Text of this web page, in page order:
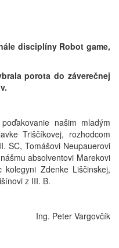
disciplíny Robot game,
porota do záverečnej
našim mladým
Triščíkovej, rozhodcom
SC, Tomášovi Neupauerovi
absolventovi Marekovi
Zdenke Liščinskej,
z III. B.
Ing. Peter Vargovčík